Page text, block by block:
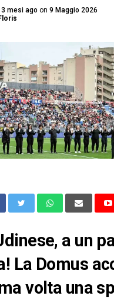
3 mesi ago on 9 Maggio 2026
a un
La Domus
volta una